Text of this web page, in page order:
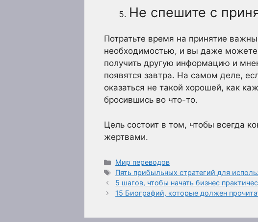
Не спешите с
Потратьте время на принятие
необходимостью, и вы даже можете
получить другую информацию и
появятся завтра. На самом деле,
оказаться не такой хорошей, как
бросившись во что-то.
Цель состоит в том, чтобы всегда
жертвами.
Рубрики
Мир переводов
Метки
Пять прибыльных стратегий для
5 шагов, чтобы начать бизнес
15 Биографий, которые должен